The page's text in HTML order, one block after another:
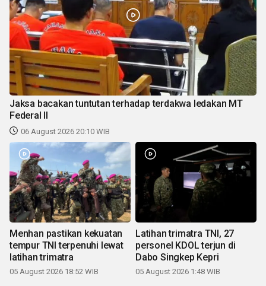
Jaksa bacakan tuntutan terhadap terdakwa ledakan MT
Federal II
06 August 2026 20:10 WIB
Menhan pastikan kekuatan
tempur TNI terpenuhi lewat
latihan trimatra
05 August 2026 18:52 WIB
Latihan trimatra TNI, 27
personel KDOL terjun di
Dabo Singkep Kepri
05 August 2026 1:48 WIB